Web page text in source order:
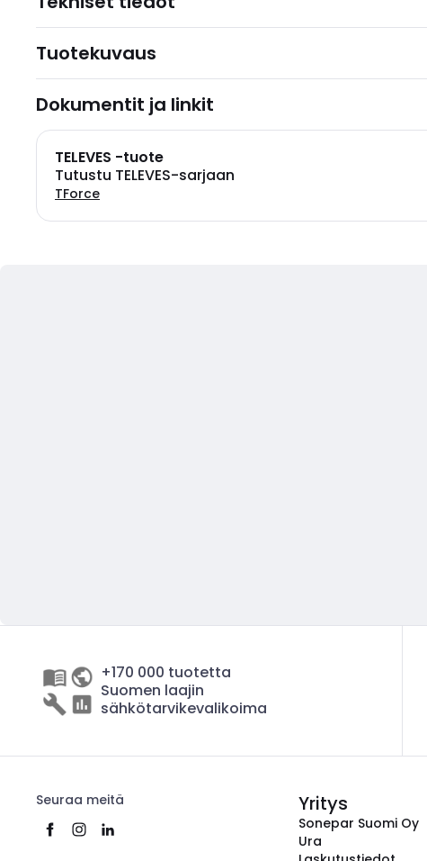
Tuotekuvaus
Dokumentit ja linkit
TELEVES -tuote
Tutustu TELEVES-sarjaan
TForce
+170 000 tuotetta
Suomen laajin
sähkötarvikevalikoima
Seuraa meitä Yritys
Sonepar Suomi Oy
Ura